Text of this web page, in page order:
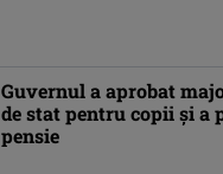
Guvernul a aprobat
de stat pentru copii şi a
pensie